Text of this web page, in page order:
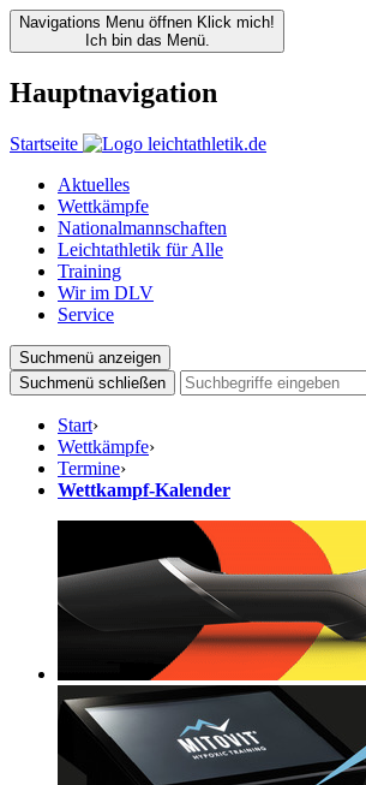
Navigations Menu öffnen Klick mich!
Ich bin das Menü.
Hauptnavigation
Startseite
Aktuelles
Wettkämpfe
Nationalmannschaften
Leichtathletik für Alle
Training
Wir im DLV
Service
Suchmenü anzeigen
Suchmenü schließen
Start›
Wettkämpfe›
Termine›
Wettkampf-Kalender